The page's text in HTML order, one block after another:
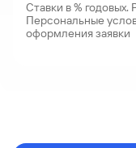
Ставки в %
Персональные
оформления заявки